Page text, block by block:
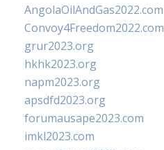
AngolaOilAndGas2022.com
Convoy4Freedom2022.com
grur2023.org
hkhk2023.org
napm2023.org
apsdfd2023.org
forumausape2023.com
imkl2023.com